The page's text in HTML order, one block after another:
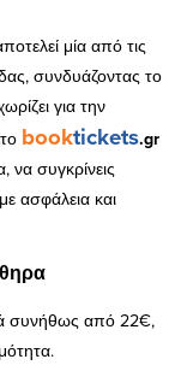
μία από τις
συνδυάζοντας το
για την
booktickets.gr
να συγκρίνεις
ασφάλεια και
συνήθως από 22€,